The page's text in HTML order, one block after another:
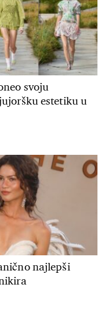
svoju
estetiku u
najlepši